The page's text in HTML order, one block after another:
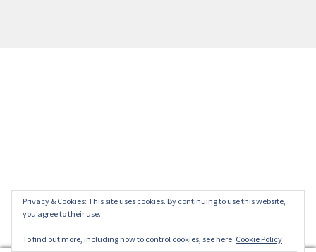
Privacy & Cookies: This site uses cookies. By continuing to use this website,
you agree to their use.
To find out more, including how to control cookies, see here: Cookie Policy